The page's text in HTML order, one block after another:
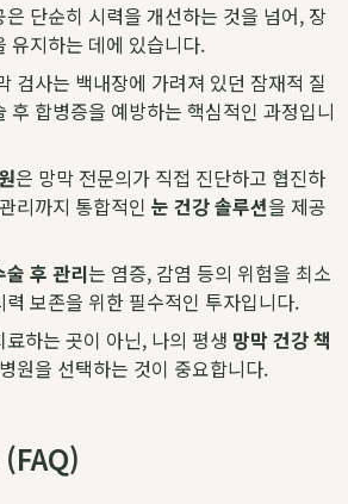
단순히 시력을 개선하는 것을 넘어, 장
유지하는 데에 있습니다.
검사는 백내장에 가려져 있던 잠재적 질
후 합병증을 예방하는 핵심적인 과정입니
은 망막 전문의가 직접 진단하고 협진하
리까지 통합적인 눈 건강 솔루션을 제공
술 후 관리는 염증, 감염 등의 위험을 최소
보존을 위한 필수적인 투자입니다.
하는 곳이 아닌, 나의 평생 망막 건강 책
원을 선택하는 것이 중요합니다.